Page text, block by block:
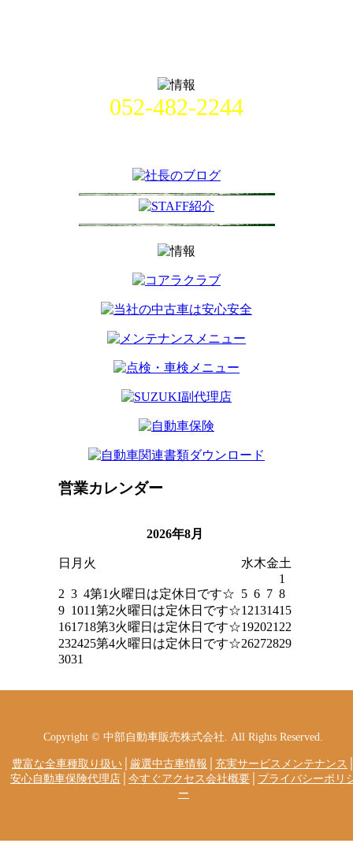
052-482-2244
営業カレンダー
2026年8月
日 月 火 水木金土
1
2 3 4第1火曜日は定休日です☆ 5 6 7 8
9 1011第2火曜日は定休日です☆12131415
161718第3火曜日は定休日です☆192021 22
232425第4火曜日は定休日です☆26272829
3031
Copyright © 中部自動車販売株式会社. All Rights Reserved.
豊富な全車種取り扱い│ 厳選中古車情報 充実サービスメンテナンス
安心自動車保険代理店│ 今すぐアクセス会社概要│ プライバシーポリ
ー